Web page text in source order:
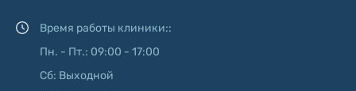
Время работы клиники::
Пн. - Пт.: 09:00 - 17:00
Сб: Выходной